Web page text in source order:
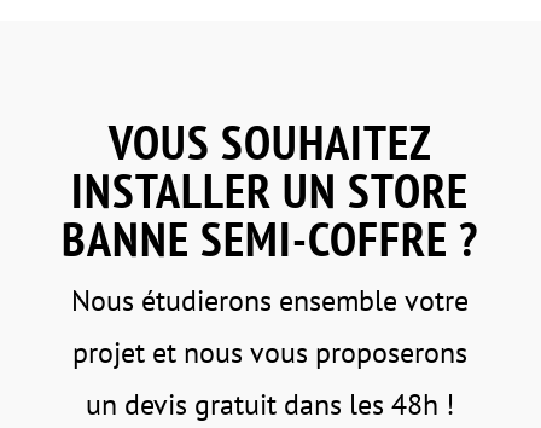
VOUS SOUHAITEZ
INSTALLER UN STORE
BANNE SEMI-COFFRE ?
Nous étudierons ensemble votre
projet et nous vous proposerons
un devis gratuit dans les 48h !